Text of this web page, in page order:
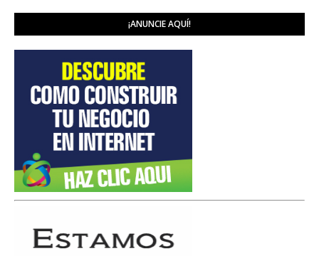
¡ANUNCIE AQUÍ!